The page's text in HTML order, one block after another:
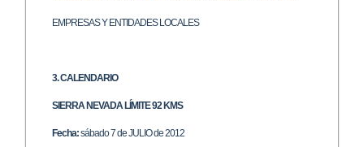
EMPRESAS Y ENTIDADES LOCALES
3. CALENDARIO
SIERRA NEVADA LÍMITE 92 KMS
Fecha:sábado 7 de JULIO de 2012